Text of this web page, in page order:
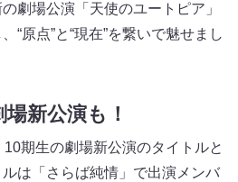
劇場公演「天使のユートピア」
“原点”と“現在”を繋いで魅せまし
新公演も！
期生の劇場新公演のタイトルと
は「さらば純情」で出演メンバ